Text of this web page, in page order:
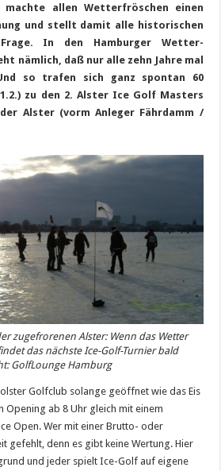
machte allen Wetterfröschen einen
und stellt damit alle historischen
In den Hamburger Wetter-
nämlich, daß nur alle zehn Jahre mal
so trafen sich ganz spontan 60
zu den 2. Alster Ice Golf Masters
Alster (vorm Anleger Fährdamm /
zugefrorenen Alster: Wenn das Wetter
das nächste Ice-Golf-Turnier bald
GolfLounge Hamburg
Golfclub solange geöffnet wie das Eis
Opening ab 8 Uhr gleich mit einem
Open. Wer mit einer Brutto- oder
gefehlt, denn es gibt keine Wertung. Hier
und jeder spielt Ice-Golf auf eigene